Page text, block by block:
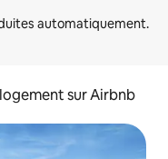
sur Airbnb